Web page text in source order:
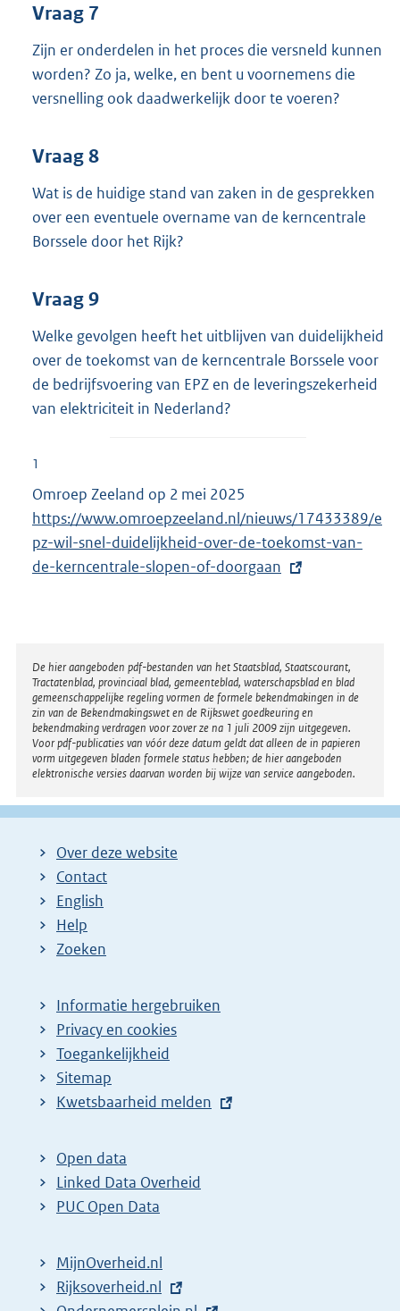
Vraag 7
Zijn er onderdelen in het proces die versneld kunnen
worden? Zo ja, welke, en bent u voornemens die
versnelling ook daadwerkelijk door te voeren?
Vraag 8
Wat is de huidige stand van zaken in de gesprekken
over een eventuele overname van de kerncentrale
Borssele door het Rijk?
Vraag 9
Welke gevolgen heeft het uitblijven van duidelijkheid
over de toekomst van de kerncentrale Borssele voor
de bedrijfsvoering van EPZ en de leveringszekerheid
van elektriciteit in Nederland?
1
Omroep Zeeland op 2 mei 2025
x
t
e
l
i
n
k
:
https://www.omroepzeeland.nl/nieuws/17433389/e
pz-wil-snel-duidelijkheid-over-de-toekomst-van-
de-kerncentrale-slopen-of-doorgaan
Disclaimer
De hier aangeboden pdf-bestanden van het Staatsblad, Staatscourant,
Tractatenblad, provinciaal blad, gemeenteblad, waterschapsblad en blad
gemeenschappelijke regeling vormen de formele bekendmakingen in de
zin van de Bekendmakingswet en de Rijkswet goedkeuring en
bekendmaking verdragen voor zover ze na 1 juli 2009 zijn uitgegeven.
Voor pdf-publicaties van vóór deze datum geldt dat alleen de in papieren
vorm uitgegeven bladen formele status hebben; de hier aangeboden
elektronische versies daarvan worden bij wijze van service aangeboden.
Over deze website
Contact
English
Help
Zoeken
Informatie hergebruiken
Privacy en cookies
Toegankelijkheid
Sitemap
E
t
e
r
l
i
Kwetsbaarheid melden
Open data
Linked Data Overheid
PUC Open Data
MijnOverheid.nl
E
Rijksoverheid.nl